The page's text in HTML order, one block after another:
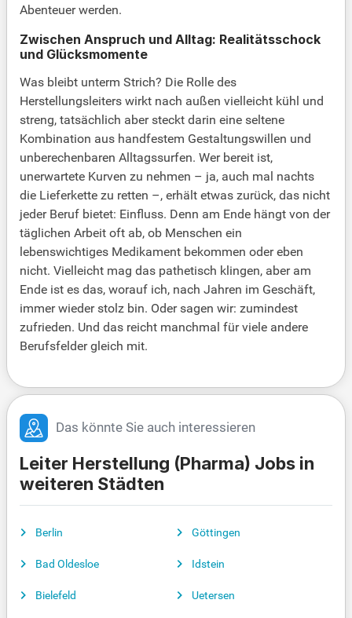
Abenteuer werden.
Zwischen Anspruch und Alltag: Realitätsschock
und Glücksmomente
Was bleibt unterm Strich? Die Rolle des
Herstellungsleiters wirkt nach außen vielleicht kühl und
streng, tatsächlich aber steckt darin eine seltene
Kombination aus handfestem Gestaltungswillen und
unberechenbaren Alltagssurfen. Wer bereit ist,
unerwartete Kurven zu nehmen – ja, auch mal nachts
die Lieferkette zu retten –, erhält etwas zurück, das nicht
jeder Beruf bietet: Einfluss. Denn am Ende hängt von der
täglichen Arbeit oft ab, ob Menschen ein
lebenswichtiges Medikament bekommen oder eben
nicht. Vielleicht mag das pathetisch klingen, aber am
Ende ist es das, worauf ich, nach Jahren im Geschäft,
immer wieder stolz bin. Oder sagen wir: zumindest
zufrieden. Und das reicht manchmal für viele andere
Berufsfelder gleich mit.
Das könnte Sie auch interessieren
Leiter Herstellung (Pharma) Jobs in
weiteren Städten
Berlin
Bad Oldesloe
Bielefeld
Göttingen
Idstein
Uetersen